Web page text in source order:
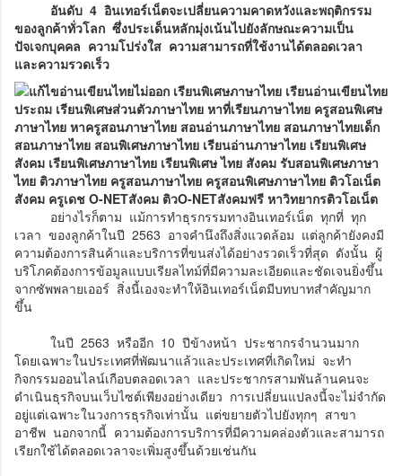
อันดับ 4 อินเทอร์เน็ตจะเปลี่ยนความคาดหวังและพฤติกรรม
ของลูกค้าทั่วโลก ซึ่งประเด็นหลักมุ่งเน้นไปยังลักษณะความเป็น
ปัจเจกบุคคล ความโปร่งใส ความสามารถที่ใช้งานได้ตลอดเวลา
และความรวดเร็ว
อย่างไรก็ตาม แม้การทำธุรกรรมทางอินเทอร์เน็ต ทุกที่ ทุก
เวลา ของลูกค้าในปี 2563 อาจคำนึงถึงสิ่งแวดล้อม แต่ลูกค้ายังคงมี
ความต้องการสินค้าและบริการที่ขนส่งได้อย่างรวดเร็วที่สุด ดังนั้น ผู้
บริโภคต้องการข้อมูลแบบเรียลไทม์ที่มีความละเอียดและชัดเจนยิ่งขึ้น
จากซัพพลายเออร์ สิ่งนี้เองจะทำให้อินเทอร์เน็ตมีบทบาทสำคัญมาก
ขึ้น
ในปี 2563 หรืออีก 10 ปีข้างหน้า ประชากรจำนวนมาก
โดยเฉพาะในประเทศที่พัฒนาแล้วและประเทศที่เกิดใหม่ จะทำ
กิจกรรมออนไลน์เกือบตลอดเวลา และประชากรสามพันล้านคนจะ
ดำเนินธุรกิจบนเว็บไซต์เพียงอย่างเดียว การเปลี่ยนแปลงนี้จะไม่จำกัด
อยู่แต่เฉพาะในวงการธุรกิจเท่านั้น แต่ขยายตัวไปยังทุกๆ สาขา
อาชีพ นอกจากนี้ ความต้องการบริการที่มีความคล่องตัวและสามารถ
เรียกใช้ได้ตลอดเวลาจะเพิ่มสูงขึ้นด้วยเช่นกัน